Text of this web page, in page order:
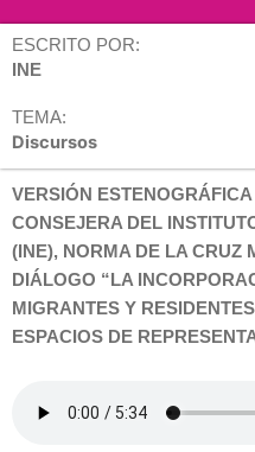
ESCRITO POR:
INE
TEMA:
Discursos
VERSIÓN
CONSEJERA DEL
(INE), NORMA DE LA CRUZ
DIÁLOGO “LA
MIGRANTES Y
ESPACIOS DE